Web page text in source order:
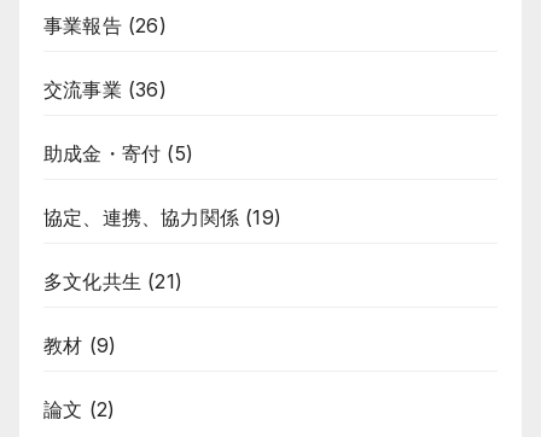
事業報告(26)
交流事業 (36)
助成金・寄付 (5)
協定、連携、協力関係 (19)
多文化共生 (21)
教材 (9)
論文 (2)